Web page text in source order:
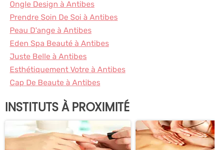
Ongle Design à Antibes
Prendre Soin De Soi à Antibes
Peau D'ange à Antibes
Eden Spa Beauté à Antibes
Juste Belle à Antibes
Esthétiquement Votre à Antibes
Cap De Beaute à Antibes
INSTITUTS À PROXIMITÉ